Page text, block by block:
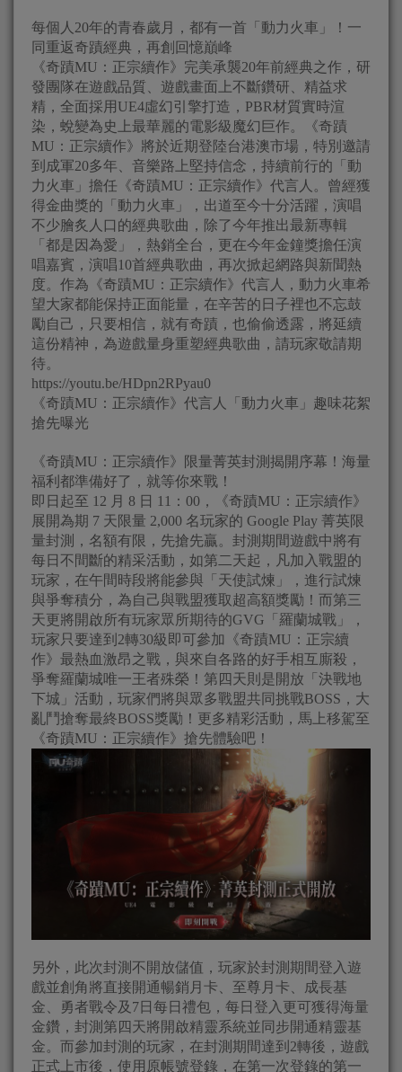
每個人20年的青春歲月，都有一首「動力火車」！一
同重返奇蹟經典，再創回憶巔峰
《奇蹟MU：正宗續作》完美承襲20年前經典之作，研
發團隊在遊戲品質、遊戲畫面上不斷鑽研、精益求
精，全面採用UE4虛幻引擎打造，PBR材質實時渲
染，蛻變為史上最華麗的電影級魔幻巨作。《奇蹟
MU：正宗續作》將於近期登陸台港澳市場，特別邀請
到成軍20多年、音樂路上堅持信念，持續前行的「動
力火車」擔任《奇蹟MU：正宗續作》代言人。曾經獲
得金曲獎的「動力火車」，出道至今十分活躍，演唱
不少膾炙人口的經典歌曲，除了今年推出最新專輯
「都是因為愛」，熱銷全台，更在今年金鐘獎擔任演
唱嘉賓，演唱10首經典歌曲，再次掀起網路與新聞熱
度。作為《奇蹟MU：正宗續作》代言人，動力火車希
望大家都能保持正面能量，在辛苦的日子裡也不忘鼓
勵自己，只要相信，就有奇蹟，也偷偷透露，將延續
這份精神，為遊戲量身重塑經典歌曲，請玩家敬請期
待。
https://youtu.be/HDpn2RPyau0
《奇蹟MU：正宗續作》代言人「動力火車」趣味花絮
搶先曝光
《奇蹟MU：正宗續作》限量菁英封測揭開序幕！海量
福利都準備好了，就等你來戰！
即日起至 12 月 8 日 11：00，《奇蹟MU：正宗續作》
展開為期 7 天限量 2,000 名玩家的 Google Play 菁英限
量封測，名額有限，先搶先贏。封測期間遊戲中將有
每日不間斷的精采活動，如第二天起，凡加入戰盟的
玩家，在午間時段將能參與「天使試煉」，進行試煉
與爭奪積分，為自己與戰盟獲取超高額獎勵！而第三
天更將開啟所有玩家眾所期待的GVG「羅蘭城戰」，
玩家只要達到2轉30級即可參加《奇蹟MU：正宗續
作》最熱血激昂之戰，與來自各路的好手相互廝殺，
爭奪羅蘭城唯一王者殊榮！第四天則是開放「決戰地
下城」活動，玩家們將與眾多戰盟共同挑戰BOSS，大
亂鬥搶奪最終BOSS獎勵！更多精彩活動，馬上移駕至
《奇蹟MU：正宗續作》搶先體驗吧！
另外，此次封測不開放儲值，玩家於封測期間登入遊
戲並創角將直接開通暢銷月卡、至尊月卡、成長基
金、勇者戰令及7日每日禮包，每日登入更可獲得海量
金鑽，封測第四天將開啟精靈系統並同步開通精靈基
金。而參加封測的玩家，在封測期間達到2轉後，遊戲
正式上市後，使用原帳號登錄，在第一次登錄的第一